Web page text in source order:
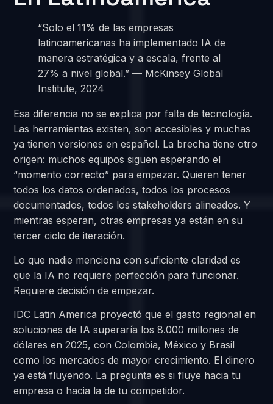
“Solo el 11% de las empresas
latinoamericanas ha implementado IA de
manera estratégica y a escala, frente al
27% a nivel global.” — McKinsey Global
Institute, 2024
Esa diferencia no se explica por falta de tecnología.
Las herramientas existen, son accesibles y muchas
ya tienen versiones en español. La brecha tiene otro
origen: muchos equipos siguen esperando el
“momento correcto” para empezar. Quieren tener
todos los datos ordenados, todos los procesos
documentados, todos los stakeholders alineados. Y
mientras esperan, otras empresas ya están en su
tercer ciclo de iteración.
Lo que nadie menciona con suficiente claridad es
que la IA no requiere perfección para funcionar.
Requiere decisión de empezar.
IDC Latin America proyectó que el gasto regional en
soluciones de IA superaría los 8.000 millones de
dólares en 2025, con Colombia, México y Brasil
como los mercados de mayor crecimiento. El dinero
ya está fluyendo. La pregunta es si fluye hacia tu
empresa o hacia la de tu competidor.